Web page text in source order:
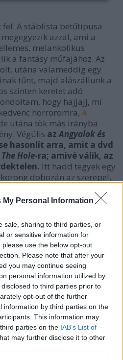
My Personal Information
sale, sharing to third parties, or
or sensitive information for
use the below opt-out
Please note that after your
you may continue seeing
personal information utilized by
to third parties prior to
opt-out of the further
information by third parties on the
This information may
parties on the IAB’s List of
may further disclose it to other
fel: A stáblista betűtípusa
azzal, ami a
melankolikus
a fantasy műfajához. Az
utána valameddig egy
tűnt, majd alászállunk a
szinten keretet adó
hogy hajjajj, mi
horroromra,A
utána tök más irányba
Végülis azAngyalok és
hasonlít arra, amit a dvd
The Hole-ra; amivé válik, az
Itt hadd tegyek egy
dobozán az szerepel,
és démonnéven jelzi ki és
Miért van háromféle
találó, elég gyorsan
apjáról, a Dungeons
Mikor megnéztem,
de az imdb meg a
az, hogy
a játékok. Tehát egyenlő
„ne ülj annyit a gép
mozdulj ki, mert volt
egyfolytában ült a gép